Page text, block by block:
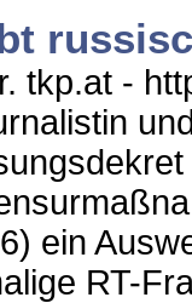
tkp.at -
ein
RT-